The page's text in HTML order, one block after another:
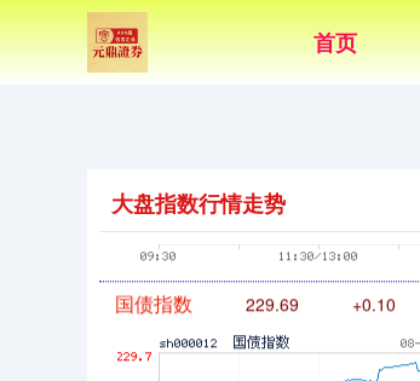
首页
大盘指数行情走势
国债指数 229.69 +0.10